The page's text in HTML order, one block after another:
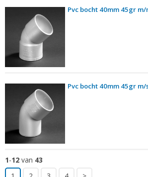
Pvc bocht 40mm 45gr
Pvc bocht 40mm 45gr m/
1-12 van 43